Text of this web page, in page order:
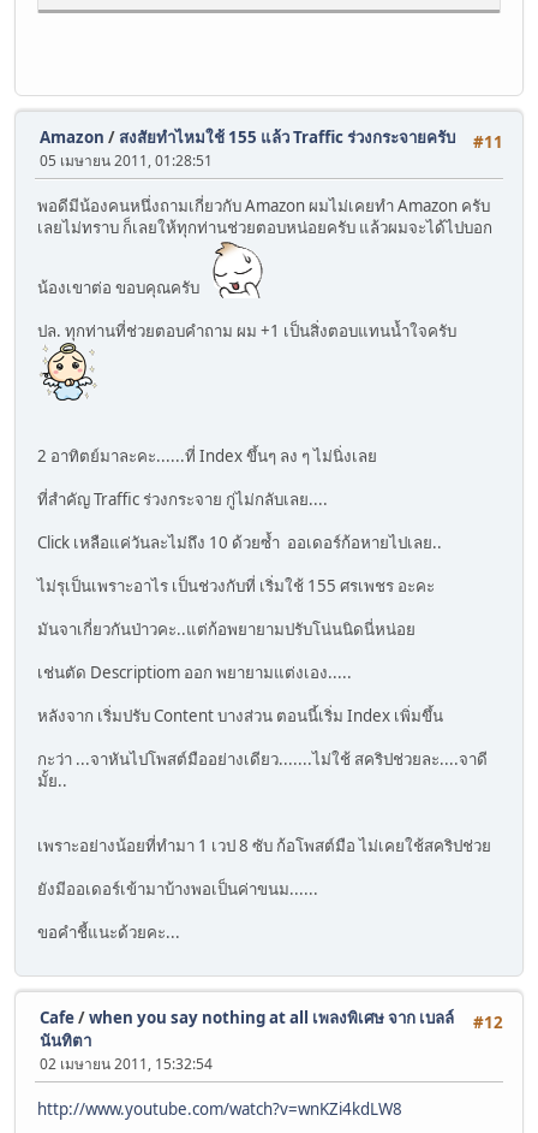
#11
Amazon / สงสัยทำไหมใช้ 155 แล้ว Traffic ร่วงกระจายครับ
05 เมษายน 2011, 01:28:51
พอดีมีน้องคนหนึ่งถามเกี่ยวกับ Amazon ผมไม่เคยทำ Amazon ครับ
เลยไม่ทราบ ก็เลยให้ทุกท่านช่วยตอบหน่อยครับ แล้วผมจะได้ไปบอก
น้องเขาต่อ ขอบคุณครับ
ปล. ทุกท่านที่ช่วยตอบคำถาม ผม +1 เป็นสิ่งตอบแทนน้ำใจครับ
2 อาทิตย์มาละคะ......ที่ Index ขึ้นๆ ลง ๆ ไม่นิ่งเลย
ที่สำคัญ Traffic ร่วงกระจาย กู่ไม่กลับเลย....
Click เหลือแค่วันละไม่ถึง 10 ด้วยซ้ำ ออเดอร์ก้อหายไปเลย..
ไม่รุเป็นเพราะอาไร เป็นช่วงกับที่ เริ่มใช้ 155 ศรเพชร อะคะ
มันจาเกี่ยวกันป่าวคะ..แต่ก้อพยายามปรับโน่นนิดนี่หน่อย
เช่นตัด Descriptiom ออก พยายามแต่งเอง.....
หลังจาก เริ่มปรับ Content บางส่วน ตอนนี้เริ่ม Index เพิ่มขึ้น
กะว่า ...จาหันไปโพสต์มืออย่างเดียว.......ไม่ใช้ สคริปช่วยละ....จาดี
มั้ย..
เพราะอย่างน้อยที่ทำมา 1 เวป 8 ซับ ก้อโพสต์มือ ไม่เคยใช้สคริปช่วย
ยังมีออเดอร์เข้ามาบ้างพอเป็นค่าขนม......
ขอคำชี้แนะด้วยคะ...
#12
Cafe/when you say nothing at all เพลงพิเศษ จาก เบลล์
นันทิตา
02 เมษายน 2011, 15:32:54
http://www.youtube.com/watch?v=wnKZi4kdLW8